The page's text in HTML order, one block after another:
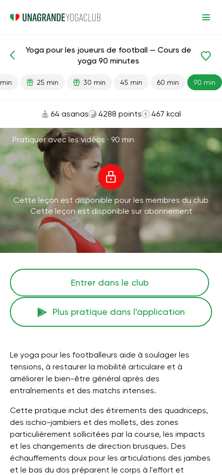
Sport
Yoga pour les joueurs de football — Cours de
yoga 90 minutes
25 min 30 min 45 min 60 min 90 min
64 asanas 4288 points 467 kcal
Pratiquer avec les vidéos · 90 min
Cette leçon est disponible pour les membres du club
Cette leçon est disponible sur abonnement
Entrer dans le club
Plus pratique dans l'application
Le yoga pour les footballeurs aide à soulager les
tensions, à restaurer la mobilité articulaire et à
améliorer le bien-être général après des
entraînements et des matchs intenses.
Cette pratique inclut des étirements des quadriceps,
des ischio-jambiers et des mollets, des zones
particulièrement sollicitées par la course, les impacts
et les changements de direction brusques. Des
échauffements doux pour les articulations des jambes
et le bas du dos préparent le corps à l'effort et